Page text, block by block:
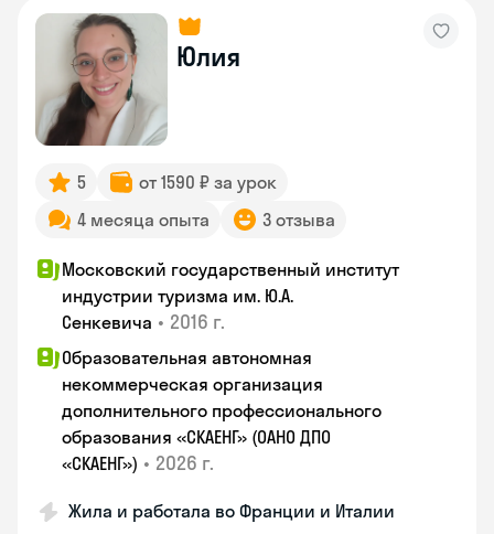
Юлия
5
от 1590 ₽ за урок
4 месяца опыта
3 отзыва
Московский государственный институт
индустрии туризма им. Ю.А.
Сенкевича • 2016 г.
Образовательная автономная
некоммерческая организация
дополнительного профессионального
образования «СКАЕНГ» (ОАНО ДПО
«СКАЕНГ») • 2026 г.
Жила и работала во Франции и Италии